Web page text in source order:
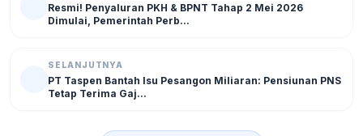
Resmi! Penyaluran PKH & BPNT Tahap 2 Mei 2026
Dimulai, Pemerintah Perb...
SELANJUTNYA
PT Taspen Bantah Isu Pesangon Miliaran: Pensiunan PNS
Tetap Terima Gaj...